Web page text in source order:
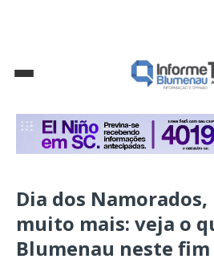
Dia dos
muito mais: veja o
Blumenau neste fim